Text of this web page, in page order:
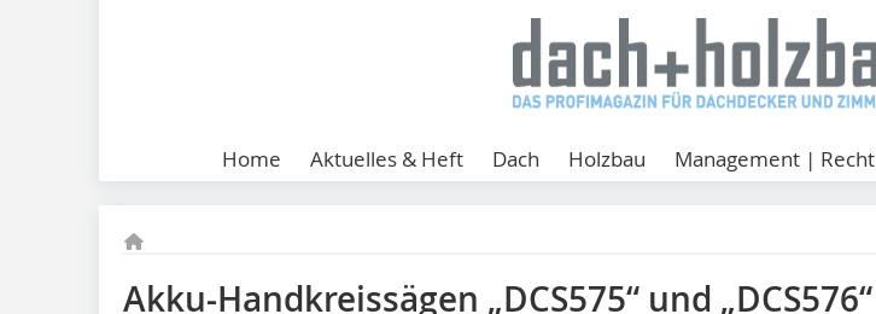
Home Aktuelles & Heft Dach Holzbau Management | Recht
Akku-Handkreissägen „DCS575“ und „DCS576“